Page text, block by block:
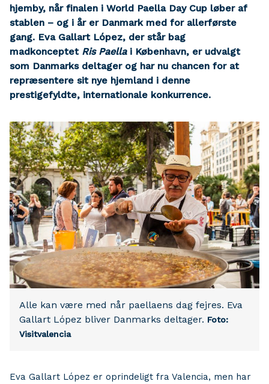
hjemby, når finalen i World Paella Day Cup løber af
stablen – og i år er Danmark med for allerførste
gang. Eva Gallart López, der står bag
madkonceptet Ris Paella i København, er udvalgt
som Danmarks deltager og har nu chancen for at
repræsentere sit nye hjemland i denne
prestigefyldte, internationale konkurrence.
Alle kan være med når paellaens dag fejres. Eva
Gallart López bliver Danmarks deltager. Foto:
Visitvalencia
Eva Gallart López er oprindeligt fra Valencia, men har